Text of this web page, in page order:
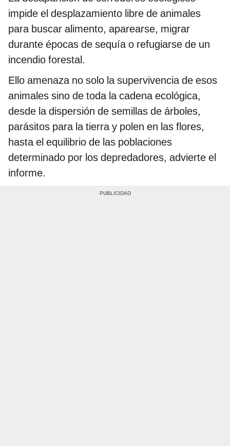
impide el desplazamiento libre de animales
para buscar alimento, aparearse, migrar
durante épocas de sequía o refugiarse de un
incendio forestal.
Ello amenaza no solo la supervivencia de esos
animales sino de toda la cadena ecológica,
desde la dispersión de semillas de árboles,
parásitos para la tierra y polen en las flores,
hasta el equilibrio de las poblaciones
determinado por los depredadores, advierte el
informe.